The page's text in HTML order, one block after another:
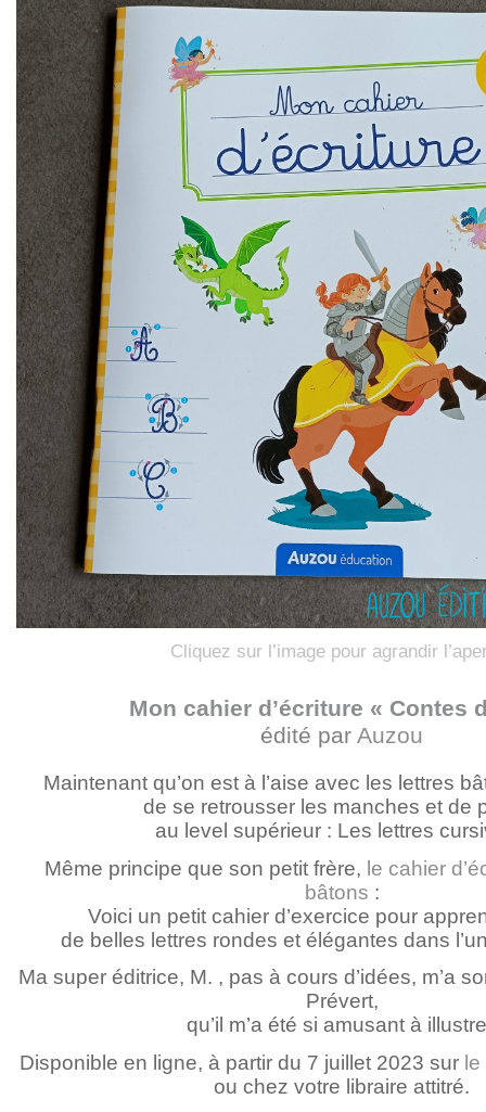
Cliquez sur l’image pour agrandir
Mon cahier d’écriture « Contes
édité par Auzou
Maintenant qu’on est à l’aise avec les lettres
de se retrousser les manches et de
au level supérieur : Les lettres
Même principe que son petit frère, le cahier
bâtons :
Voici un petit cahier d’exercice pour
de belles lettres rondes et élégantes dans
Ma super éditrice, M. , pas à cours d’idées, m’a
Prévert,
qu’il m’a été si amusant à
Disponible en ligne, à partir du 7 juillet 2023 sur
ou chez votre libraire attitré.